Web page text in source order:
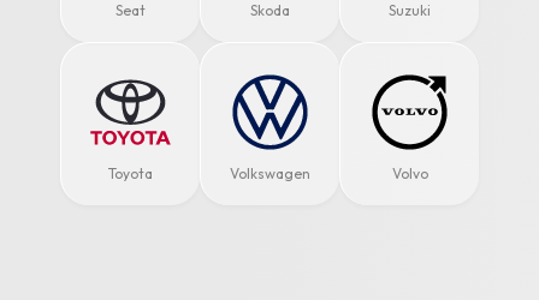
Seat Skoda Suzuki
Toyota Volkswagen Volvo